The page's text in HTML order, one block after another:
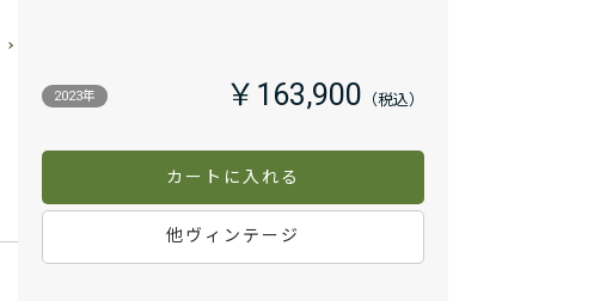
2023年 ￥163,900
カートに入れる
他ヴィンテージ